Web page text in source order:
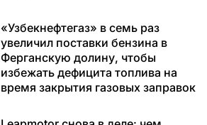
«Узбекнефтегаз» в семь раз
увеличил поставки бензина в
Ферганскую долину, чтобы
избежать дефицита топлива на
время закрытия газовых заправок